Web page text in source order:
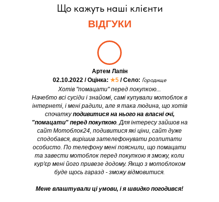
Що кажуть наші клієнти
ВІДГУКИ
Хотів "помацати" перед покупкою...
Начебто всі сусіди і знайомі, самі купували мотоблок в
інтернеті, і мені радили, але я така людина, що хотів
спочаткуподивитися на нього на власні очі,
"помацати" перед покупкою. Для інтересу зайшов на
сайт Мотоблок24, подивитися які ціни, сайт дуже
сподобався, вирішив зателефонувати розпитати
особисто. По телефону мені пояснили, що помацати
та завести мотоблок перед покупкою я зможу, коли
кур'єр мені його привезе додому. Якщо з мотоблоком
буде щось гаразд - зможу відмовитися.
Мене влаштували ці умови, і я швидко погодився!
Артем Лапін
02.10.2022 / Оцінка: ★5 / Село: Городище